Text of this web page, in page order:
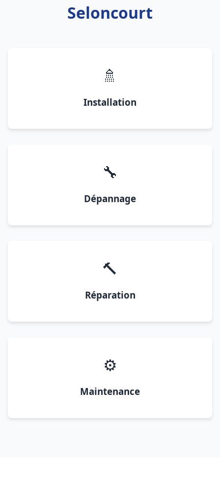
Seloncourt
🚿
Installation
🔧
Dépannage
🔨
Réparation
⚙️
Maintenance